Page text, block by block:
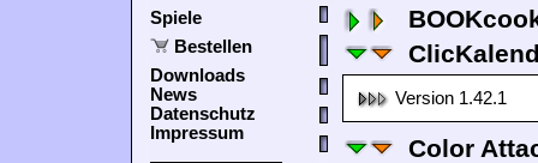
Spiele
Bestellen
Downloads
News
Datenschutz
Impressum
Version 1.42.1
Color